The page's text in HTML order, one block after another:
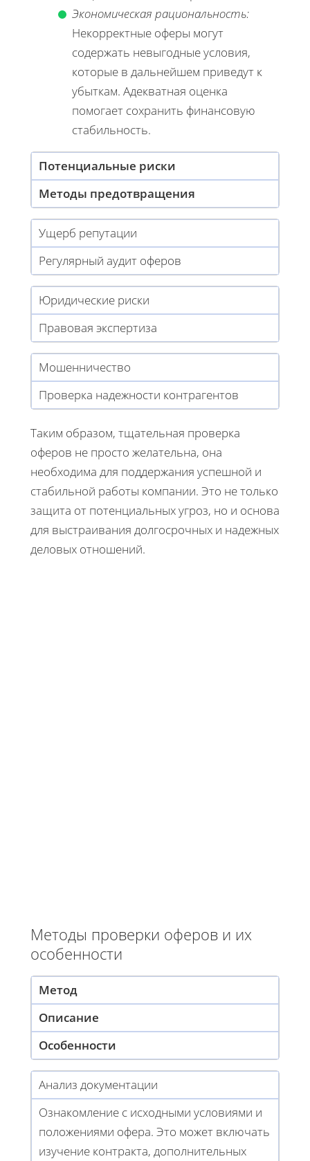
Экономическая рациональность:
Некорректные оферы могут
содержать невыгодные условия,
которые в дальнейшем приведут к
убыткам. Адекватная оценка
помогает сохранить финансовую
стабильность.
Потенциальные риски
Методы предотвращения
Ущерб репутации
Регулярный аудит оферов
Юридические риски
Правовая экспертиза
Мошенничество
Проверка надежности контрагентов
Таким образом, тщательная проверка
оферов не просто желательна, она
необходима для поддержания успешной и
стабильной работы компании. Это не только
защита от потенциальных угроз, но и основа
для выстраивания долгосрочных и надежных
деловых отношений.
Методы проверки оферов и их
особенности
Метод
Описание
Особенности
Анализ документации
Ознакомление с исходными условиями и
положениями офера. Это может включать
изучение контракта, дополнительных